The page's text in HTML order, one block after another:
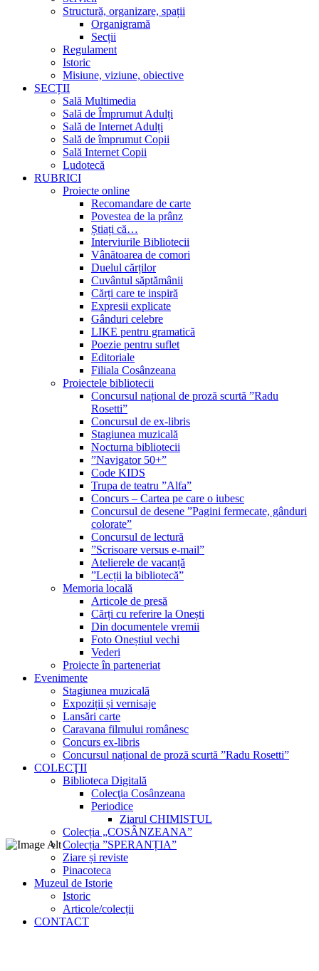
Structură, organizare, spații
Organigramă
Secții
Regulament
Istoric
Misiune, viziune, obiective
SECȚII
Sală Multimedia
Sală de Împrumut Adulți
Sală de Internet Adulți
Sală de împrumut Copii
Sală Internet Copii
Ludotecă
RUBRICI
Proiecte online
Recomandare de carte
Povestea de la prânz
Știați că…
Interviurile Bibliotecii
Vânătoarea de comori
Duelul cărților
Cuvântul săptămânii
Cărți care te inspiră
Expresii explicate
Gânduri celebre
LIKE pentru gramatică
Poezie pentru suflet
Editoriale
Filiala Cosânzeana
Proiectele bibliotecii
Concursul național de proză scurtă ”Radu
Rosetti”
Concursul de ex-libris
Stagiunea muzicală
Nocturna bibliotecii
”Navigator 50+”
Code KIDS
Trupa de teatru ”Alfa”
Concurs – Cartea pe care o iubesc
Concursul de desene ”Pagini fermecate, gânduri
colorate”
Concursul de lectură
”Scrisoare versus e-mail”
Atelierele de vacanță
”Lecții la bibliotecă”
Memoria locală
Articole de presă
Cărți cu referire la Onești
Din documentele vremii
Foto Oneștiul vechi
Vederi
Proiecte în parteneriat
Evenimente
Stagiunea muzicală
Expoziții și vernisaje
Lansări carte
Caravana filmului românesc
Concurs ex-libris
Concursul național de proză scurtă ”Radu Rosetti”
COLECŢII
Biblioteca Digitală
Colecţia Cosânzeana
Periodice
Ziarul CHIMISTUL
Colecția „COSÂNZEANA”
Colecția ”SPERANȚIA”
Ziare și reviste
Pinacoteca
Muzeul de Istorie
Istoric
Articole/colecții
CONTACT